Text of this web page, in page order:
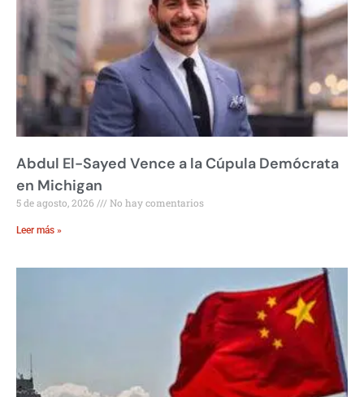
Abdul El-Sayed Vence a la Cúpula Demócrata
en Michigan
5 de agosto, 2026 No hay comentarios
Leer más »